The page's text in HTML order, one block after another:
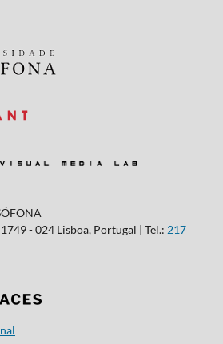
- 024 Lisboa, Portugal | Tel.: 217